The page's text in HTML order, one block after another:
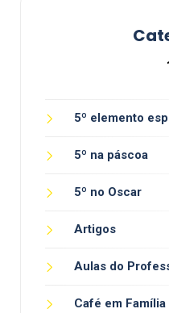
5º elemento
5º na páscoa
5º no Oscar
Artigos
Aulas do
Café em Família